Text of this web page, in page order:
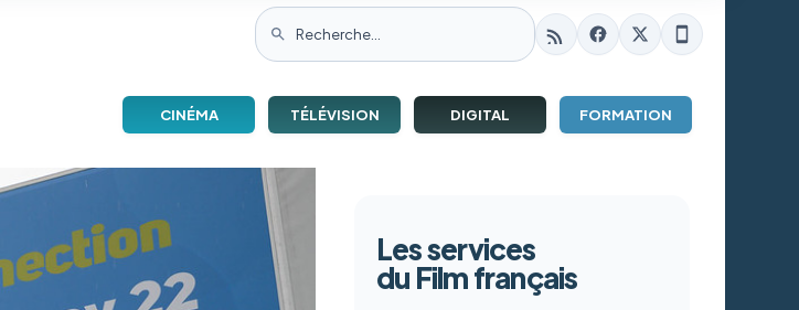
CINÉMA TÉLÉVISION DIGITAL FORMATION
Les services
du Film français